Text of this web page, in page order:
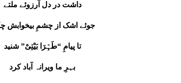
داشت در دل آرزوئے ملتے
جوئے اشک از چشمِ بیخوابش
تا پیامِ “طَہِّرَا بَیْتِیْ” شنید
بہرِ ما ویرانہ آباد کرد